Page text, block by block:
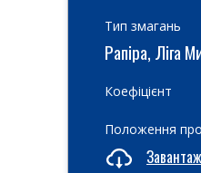
Тип змагань
Рапіра, Ліга
Коефіцієнт
Положення